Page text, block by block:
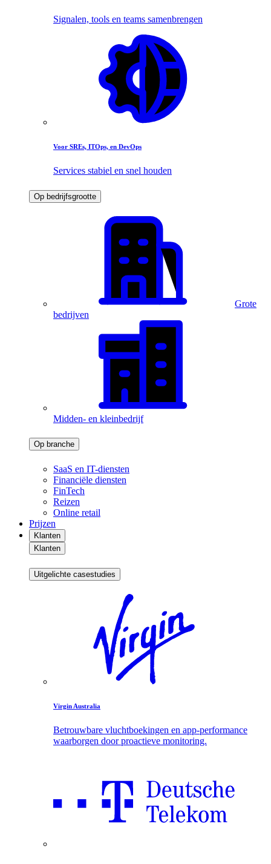
Signalen, tools en teams samenbrengen
Voor SREs, ITOps, en DevOps
Services stabiel en snel houden
Op bedrijfsgrootte
Grote
bedrijven
Midden- en kleinbedrijf
Op branche
SaaS en IT-diensten
Financiële diensten
FinTech
Reizen
Online retail
Prijzen
Klanten
Klanten
Uitgelichte casestudies
Virgin Australia
Betrouwbare vluchtboekingen en app-performance
waarborgen door proactieve monitoring.